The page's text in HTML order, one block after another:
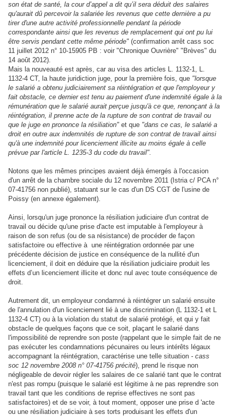
son état de santé, la cour d’appel a dit qu’il sera déduit des salaires
qu'aurait dû percevoir la salariée les revenus que cette dernière a pu
tirer d'une autre activité professionnelle pendant la période
correspondante ainsi que les revenus de remplacement qui ont pu lui
être servis pendant cette même période" (confirmation arrêt cass soc
11 juillet 2012 n° 10-15905 PB : voir "Chronique Ouvrière" "Brèves" du
14 août 2012).
Mais la nouveauté est après, car au visa des articles L. 1132-1, L.
1132-4 CT, la haute juridiction juge, pour la première fois, que "lorsque
le salarié a obtenu judiciairement sa réintégration et que l'employeur y
fait obstacle, ce dernier est tenu au paiement d'une indemnité égale à la
rémunération que le salarié aurait perçue jusqu'à ce que, renonçant à la
réintégration, il prenne acte de la rupture de son contrat de travail ou
que le juge en prononce la résiliation" et que "dans ce cas, le salarié a
droit en outre aux indemnités de rupture de son contrat de travail ainsi
qu'à une indemnité pour licenciement illicite au moins égale à celle
prévue par l'article L. 1235-3 du code du travail".
Notons que les mêmes principes avaient déjà émergés à l'occasion
d'un arrêt de la chambre sociale du 12 novembre 2011 (Istria c/ PCA n°
07-41756 non publié), statuant sur le cas d'un DS CGT de l'usine de
Poissy (en annexe également).
Ainsi, lorsqu'un juge prononce la résiliation judiciaire d'un contrat de
travail ou décide qu'une prise d'acte est imputable à l'employeur à
raison de son refus (ou de sa résistance) de procéder de façon
satisfactoire ou effective à une réintégration ordonnée par une
précédente décision de justice en conséquence de la nullité d'un
licenciement, il doit en déduire que la résiliation judiciaire produit les
effets d’un licenciement illicite et donc nul avec toute conséquence de
droit.
Autrement dit, un employeur condamné à réintégrer un salarié ensuite
de l'annulation d'un licenciement lié à une discrimination (L 1132-1 et L
1132-4 CT) ou à la violation du statut de salarié protégé, et qui y fait
obstacle de quelques façons que ce soit, plaçant le salarié dans
l'impossibilité de reprendre son poste (rappelant que le simple fait de ne
pas exécuter les condamnations pécunaires ou leurs intérêts légaux
accompagnant la réintégration, caractérise une telle situation - cass
soc 12 novembre 2008 n° 07-41756 précité), prend le risque non
négligeable de devoir régler les salaires de ce salarié tant que le contrat
n'est pas rompu (puisque le salarié est légitime à ne pas reprendre son
travail tant que les conditions de reprise effectives ne sont pas
satisfactoires) et de se voir, à tout moment, opposer une prise d 'acte
ou une résiliation judiciaire à ses torts produisant les effets d'un